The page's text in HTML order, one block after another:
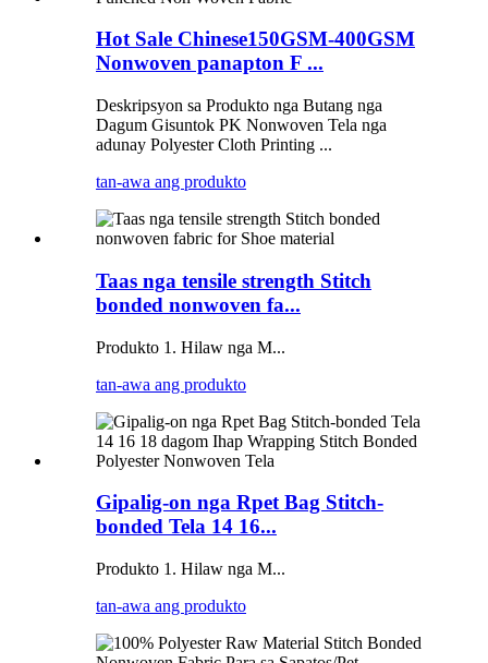
Hot Sale Chinese150GSM-400GSM
Nonwoven panapton F ...
Deskripsyon sa Produkto nga Butang nga
Dagum Gisuntok PK Nonwoven Tela nga
adunay Polyester Cloth Printing ...
tan-awa ang produkto
Taas nga tensile strength Stitch
bonded nonwoven fa...
Produkto 1. Hilaw nga M...
tan-awa ang produkto
Gipalig-on nga Rpet Bag Stitch-
bonded Tela 14 16...
Produkto 1. Hilaw nga M...
tan-awa ang produkto